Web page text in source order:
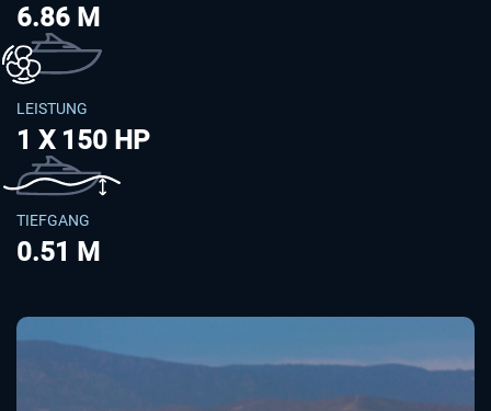
6.86 M
LEISTUNG
1 X 150 HP
TIEFGANG
0.51 M